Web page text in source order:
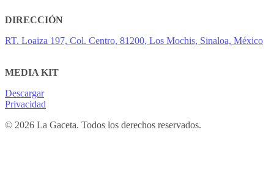
DIRECCIÓN
RT. Loaiza 197, Col. Centro, 81200, Los Mochis, Sinaloa, México
MEDIA KIT
Descargar
Privacidad
© 2026 La Gaceta. Todos los derechos reservados.